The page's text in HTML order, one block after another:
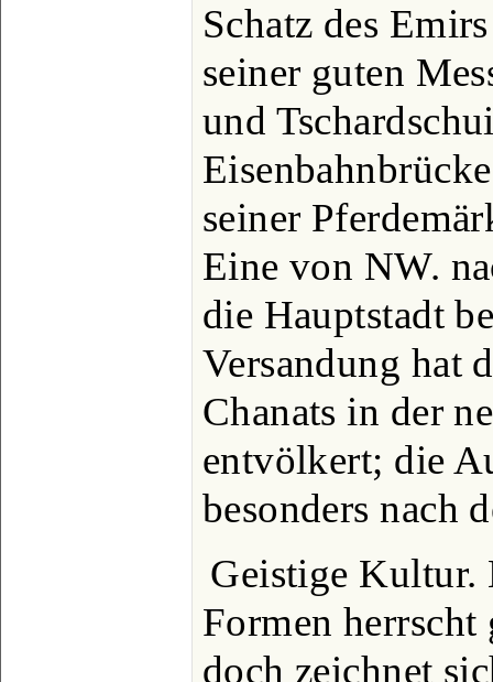
Schatz des
seiner guten
und
seiner
Eine von NW.
die Hauptstadt
Versandung hat
Chanats in der
entvölkert; die
besonders nach
Geistige Kultur.
Formen
doch zeichnet